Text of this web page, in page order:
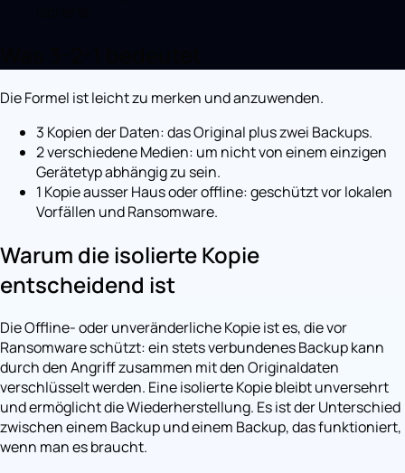
Die Formel ist leicht zu merken und anzuwenden.
3 Kopien der Daten: das Original plus zwei Backups.
2 verschiedene Medien: um nicht von einem einzigen
Gerätetyp abhängig zu sein.
1 Kopie ausser Haus oder offline: geschützt vor lokalen
Vorfällen und Ransomware.
Warum die isolierte Kopie
entscheidend ist
Die Offline- oder unveränderliche Kopie ist es, die vor
Ransomware schützt: ein stets verbundenes Backup kann
durch den Angriff zusammen mit den Originaldaten
verschlüsselt werden. Eine isolierte Kopie bleibt unversehrt
und ermöglicht die Wiederherstellung. Es ist der Unterschied
zwischen einem Backup und einem Backup, das funktioniert,
wenn man es braucht.